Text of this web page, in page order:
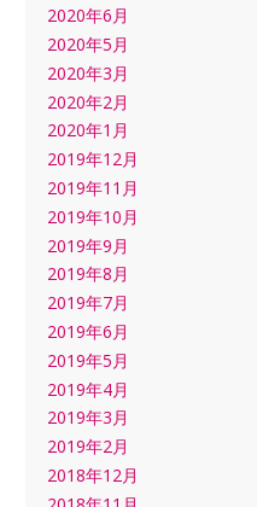
2020年6月
2020年5月
2020年3月
2020年2月
2020年1月
2019年12月
2019年11月
2019年10月
2019年9月
2019年8月
2019年7月
2019年6月
2019年5月
2019年4月
2019年3月
2019年2月
2018年12月